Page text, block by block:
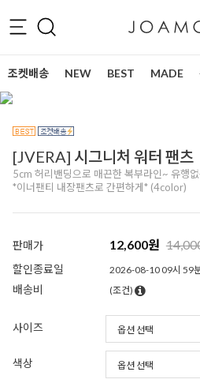
조켓배송 NEW BEST MADE
[JVERA] 시그니처 워터 팬츠
5cm 허리밴딩으로 매끈한 복부라인~ 유행
*이너팬티 내장팬츠로 간편하게* (4color)
판매가 12,600원
할인종료일 2026-08-10 09시 59
배송비 (조건)
사이즈
색상